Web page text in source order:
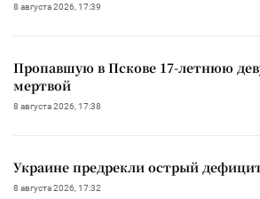
8 августа 2026, 17:39
Пропавшую в Пскове 17-летнюю
мертвой
8 августа 2026, 17:38
Украине предрекли острый
8 августа 2026, 17:32